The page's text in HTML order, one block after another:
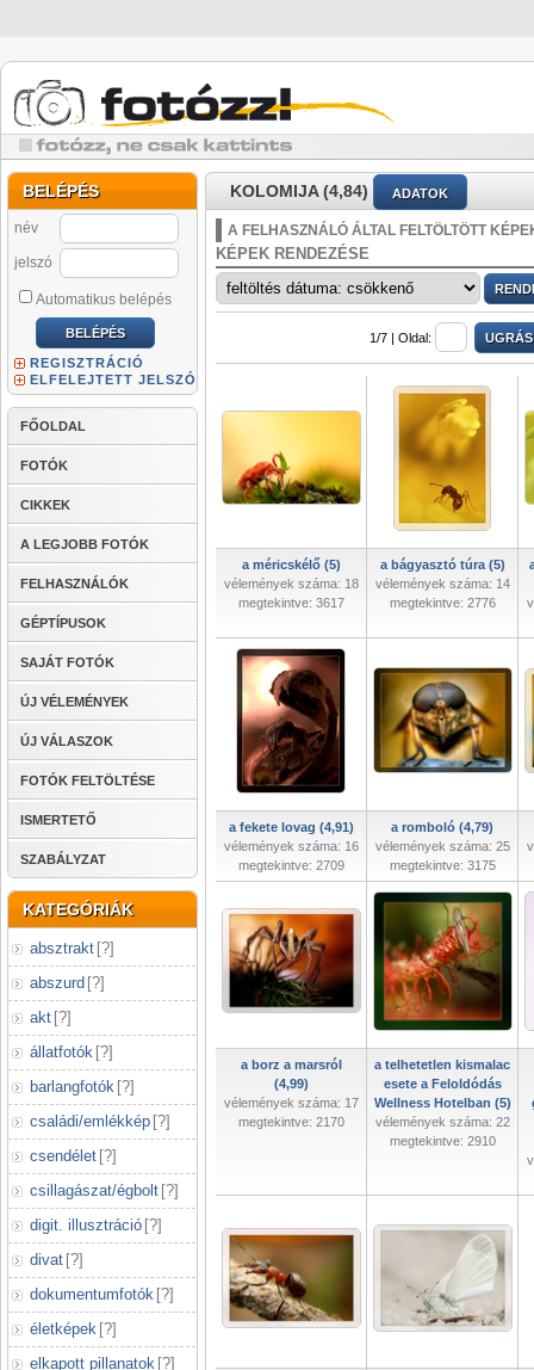
BELÉPÉS
név
jelszó
Automatikus belépés
REGISZTRÁCIÓ
ELFELEJTETT JELSZÓ
FŐOLDAL
FOTÓK
CIKKEK
A LEGJOBB FOTÓK
FELHASZNÁLÓK
GÉPTÍPUSOK
SAJÁT FOTÓK
ÚJ VÉLEMÉNYEK
ÚJ VÁLASZOK
FOTÓK FELTÖLTÉSE
ISMERTETŐ
SZABÁLYZAT
KATEGÓRIÁK
absztrakt [?]
abszurd [?]
akt [?]
állatfotók [?]
barlangfotók [?]
családi/emlékkép [?]
csendélet [?]
csillagászat/égbolt [?]
digit. illusztráció [?]
divat [?]
dokumentumfotók [?]
életképek [?]
elkapott pillanatok [?]
KOLOMIJA (4,84) ADATOK
A FELHASZNÁLÓ ÁLTAL FELTÖLTÖTT
KÉPEK RENDEZÉSE
1/7 | Oldal:
a méricskélő (5)
vélemények száma: 18
megtekintve: 3617
a bágyasztó túra (5)
vélemények száma: 14
megtekintve: 2776
a fekete lovag (4,91)
vélemények száma: 16
megtekintve: 2709
a romboló (4,79)
vélemények száma: 25
megtekintve: 3175
a borz a marsról
(4,99)
vélemények száma: 17
megtekintve: 2170
a telhetetlen kismalac
esete a Feloldódás
Wellness Hotelban (5)
vélemények száma: 22
megtekintve: 2910